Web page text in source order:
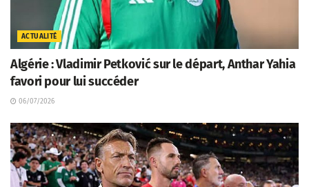
ACTUALITÉ
Algérie : Vladimir Petković sur le départ, Anthar Yahia
favori pour lui succéder
06/07/2026